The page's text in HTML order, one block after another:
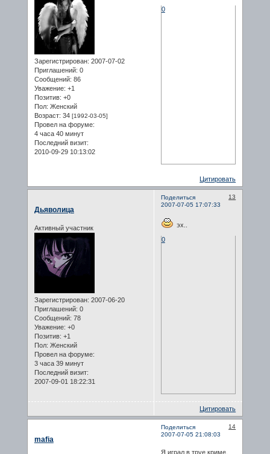
Зарегистрирован: 2007-07-02
Приглашений: 0
Сообщений: 86
Уважение: +1
Позитив: +0
Пол: Женский
Возраст: 34 [1992-03-05]
Провел на форуме:
4 часа 40 минут
Последний визит:
2010-09-29 10:13:02
0
Цитировать
Поделиться
13
2007-07-05 17:07:33
Дьяволица
Активный участник
Зарегистрирован: 2007-06-20
Приглашений: 0
Сообщений: 78
Уважение: +0
Позитив: +1
Пол: Женский
Провел на форуме:
3 часа 39 минут
Последний визит:
2007-09-01 18:22:31
эх..
0
Цитировать
Поделиться
14
2007-07-05 21:08:03
mafia
Я играл в труе криме,